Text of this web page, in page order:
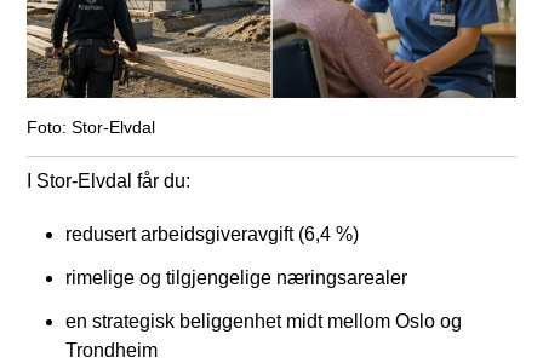
Stor-Elvdal
I Stor‑Elvdal får du:
redusert arbeidsgiveravgift (6,4 %)
rimelige og tilgjengelige næringsarealer
en strategisk beliggenhet midt mellom Oslo og
Trondheim